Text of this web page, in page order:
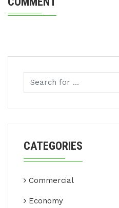
CATEGORIES
Commercial
Economy